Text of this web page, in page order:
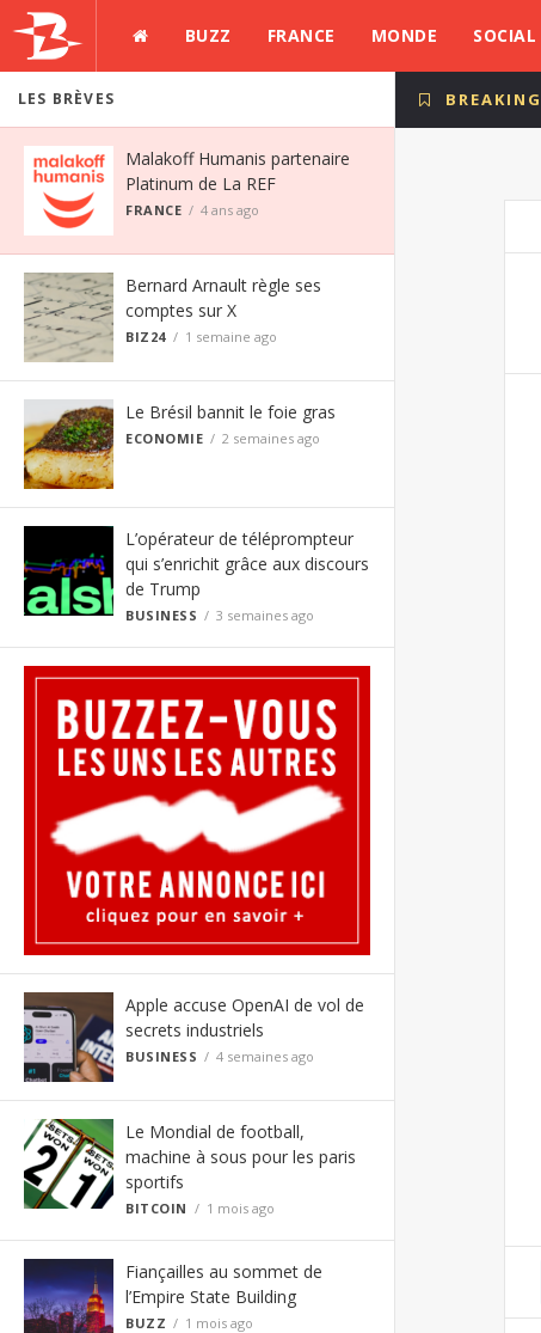
BUZZ FRANCE MONDE SOCIAL
LES BRÈVES
Malakoff Humanis partenaire
Platinum de La REF
FRANCE 4 ans ago
Bernard Arnault règle ses
comptes sur X
BIZ24 1 semaine ago
Le Brésil bannit le foie gras
ECONOMIE 2 semaines ago
L’opérateur de téléprompteur
qui s’enrichit grâce aux discours
de Trump
BUSINESS 3 semaines ago
Apple accuse OpenAI de vol de
secrets industriels
BUSINESS 4 semaines ago
Le Mondial de football,
machine à sous pour les paris
sportifs
BITCOIN 1 mois ago
Fiançailles au sommet de
l’Empire State Building
BUZZ 1 mois ago
BREAKING